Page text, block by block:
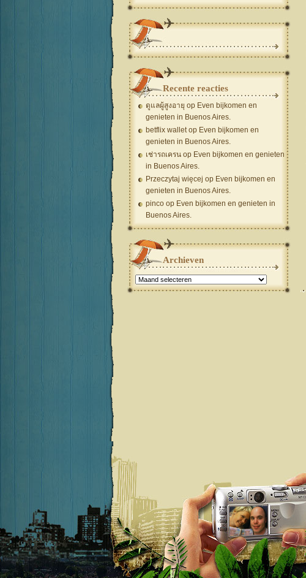
Recente reacties
ดูแลผู้สูงอายุ op Even bijkomen en
genieten in Buenos Aires.
betflix walletop Even bijkomen en
genieten in Buenos Aires.
เช่ารถเครน op Even bijkomen en genieten
in Buenos Aires.
Przeczytaj więcej op Even bijkomen en
genieten in Buenos Aires.
pinco op Even bijkomen en genieten in
Buenos Aires.
Archieven
Archieven